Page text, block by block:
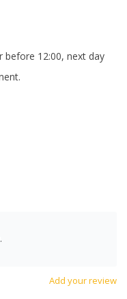
before 12:00, next day
Add your review